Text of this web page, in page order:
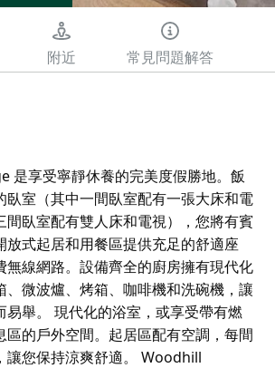
附近 常見問題解答
是享受寧靜休養的完美度假勝地。飯
臥室（其中一間臥室配有一張大床和電
間臥室配有雙人床和電視），您將有賓
放式起居和用餐區提供充足的舒適座
無線網路。設備齊全的廚房擁有現代化
、微波爐、烤箱、咖啡機和洗碗機，讓
易舉。 現代化的浴室，或享受帶有燃
區的戶外空間。起居區配有空調，每間
讓您保持涼爽舒適。 Woodhill